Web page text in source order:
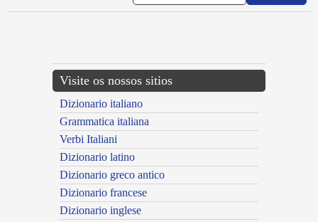
Visite os nossos sitios
Dizionario italiano
Grammatica italiana
Verbi Italiani
Dizionario latino
Dizionario greco antico
Dizionario francese
Dizionario inglese